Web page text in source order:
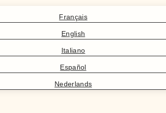
Français
English
Italiano
Español
Nederlands